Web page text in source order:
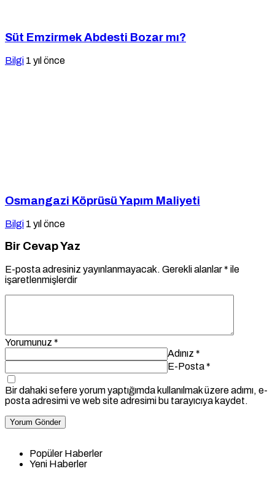
Süt Emzirmek Abdesti Bozar mı?
Bilgi 1 yıl önce
Osmangazi Köprüsü Yapım Maliyeti
Bilgi 1 yıl önce
Bir Cevap Yaz
E-posta adresiniz yayınlanmayacak. Gerekli alanlar* ile
işaretlenmişlerdir
Yorumunuz *
Adınız *
E-Posta*
Bir dahaki sefere yorum yaptığımda kullanılmak üzere adımı, e-
posta adresimi ve web site adresimi bu tarayıcıya kaydet.
Yorum Gönder
Popüler Haberler
Yeni Haberler